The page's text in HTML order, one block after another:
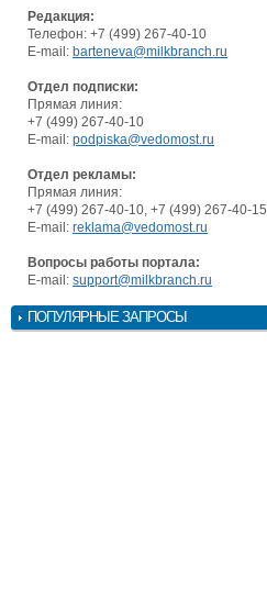
Редакция:
Телефон: +7 (499) 267-40-10
E-mail: barteneva@milkbranch.ru
Отдел подписки:
Прямая линия:
+7 (499) 267-40-10
E-mail: podpiska@vedomost.ru
Отдел рекламы:
Прямая линия:
+7 (499) 267-40-10, +7 (499) 267-40-15
E-mail: reklama@vedomost.ru
Вопросы работы портала:
E-mail: support@milkbranch.ru
ПОПУЛЯРНЫЕ ЗАПРОСЫ